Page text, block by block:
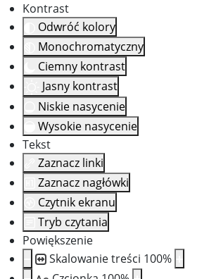
Kontrast
Odwróć kolory
Monochromatyczny
Ciemny kontrast
Jasny kontrast
Niskie nasycenie
Wysokie nasycenie
Tekst
Zaznacz linki
Zaznacz nagłówki
Czytnik ekranu
Tryb czytania
Powiększenie
Skalowanie treści 100%